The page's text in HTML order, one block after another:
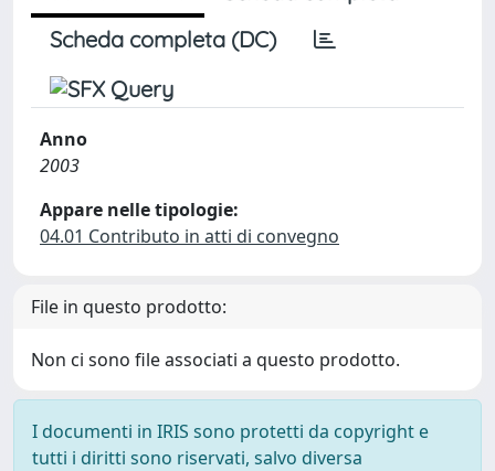
Scheda completa (DC)
Anno
2003
Appare nelle tipologie:
04.01 Contributo in atti di convegno
File in questo prodotto:
Non ci sono file associati a questo prodotto.
I documenti in IRIS sono protetti da copyright e
tutti i diritti sono riservati, salvo diversa